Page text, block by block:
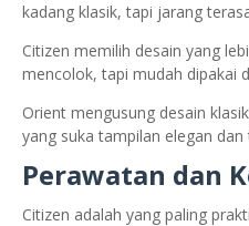
kadang klasik, tapi jarang
Citizen memilih desain yang
mencolok, tapi mudah dipakai
Orient mengusung desain
yang suka tampilan elegan dan
Perawatan dan
Citizen adalah yang paling